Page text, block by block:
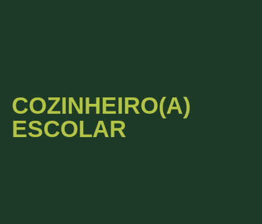
COZINHEIRO(A)
ESCOLAR